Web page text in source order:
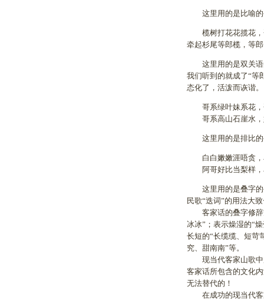
这里用的是比喻的
榄树打花花揽花，
牵起杉尾等郎榄，等
这里用的是双关语
我们听到的就成了“等
态化了，活泼而诙谐。
哥系绿叶妹系花，
哥系高山石崖水，
这里用的是排比的
白白嫩嫩涯唔贪，
阿哥好比当梨样，
这里用的是叠字的
民歌“迭词”的用法大
客家话的叠字修辞
冰冰”；表示燥湿的“
长短的“长缆缆、短苛
究、甜南南”等。
现当代客家山歌中
客家话所包含的文化
无法替代的！
在成功的现当代客